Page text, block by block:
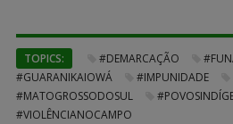
TOPICS: #DEMARCAÇÃO
#GUARANIKAIOWÁ
#IMPUNIDADE
#MATOGROSSODOSUL
#VIOLÊNCIANOCAMPO